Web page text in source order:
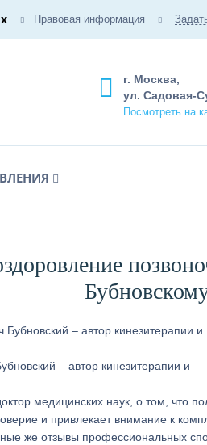
Правовая информация
г. Москва,
ул. Садовая-
Посмотреть на
– автор кинезитерапии и
медицинских наук, о том, что
и привлекает внимание к
же отзывы профессиональных